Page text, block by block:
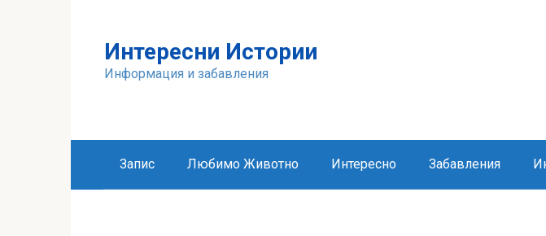
Интересни Истории
Информация и забавления
Запис Любимо Животно Интересно Забавления